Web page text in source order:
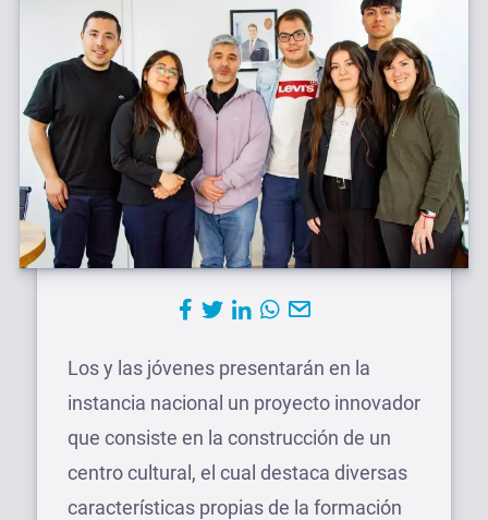
Los y las jóvenes presentarán en la
instancia nacional un proyecto innovador
que consiste en la construcción de un
centro cultural, el cual destaca diversas
características propias de la formación